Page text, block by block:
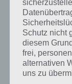
Trailer
Damit du dir einen
machen kannst,
integriert. Hierin
Schutz nicht
diesem
frei,
alternativen
uns zu